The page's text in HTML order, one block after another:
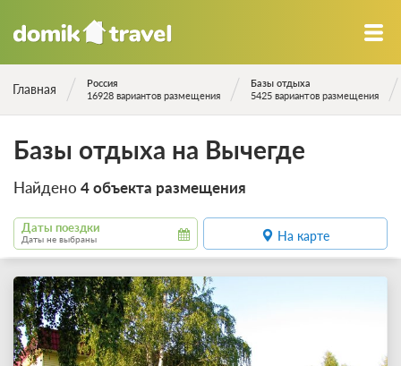
Главная
Россия
16928 вариантов размещения
Базы отдыха
5425 вариантов размещения
Базы отдыха на Вычегде
Найдено 4 объекта размещения
Даты поездки
Даты не выбраны На карте